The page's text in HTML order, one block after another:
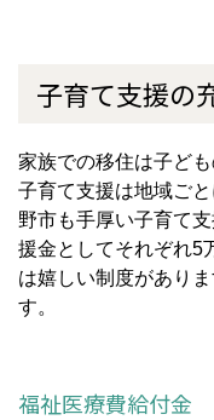
子育て支援の
家族での移住は子ど
子育て支援は地域ご
野市も手厚い子育て
援金としてそれぞれ5
は嬉しい制度があり
す。
福祉医療費給付金